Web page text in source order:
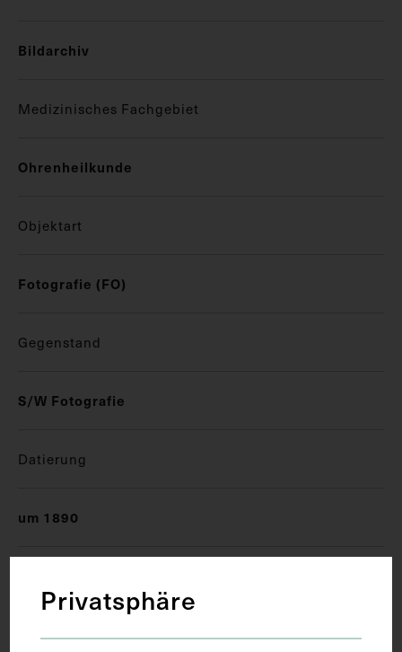
Bildarchiv
Medizinisches Fachgebiet
Ohrenheilkunde
Objektart
Fotografie (FO)
Gegenstand
S/W Fotografie
Datierung
um 1890
Edinburgh
Privatsphäre